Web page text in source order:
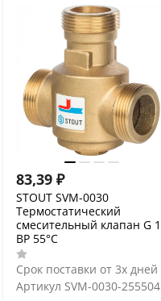
83,39 ₽
STOUT SVM-0030
Термостатический
смесительный клапан G 1
ВР 55°С
Срок поставки от 3х дней
Артикул SVM-0030-255504